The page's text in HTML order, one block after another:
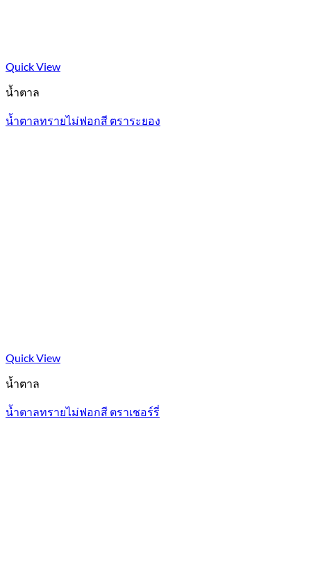
Quick View
น้ำตาล
น้ำตาลทรายไม่ฟอกสี ตราระยอง
Quick View
น้ำตาล
น้ำตาลทรายไม่ฟอกสี ตราเชอร์รี่